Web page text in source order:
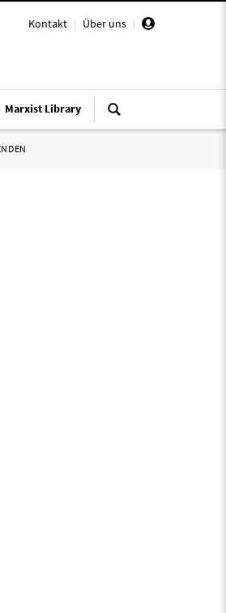
Kontakt | Über uns |
Marxist Library